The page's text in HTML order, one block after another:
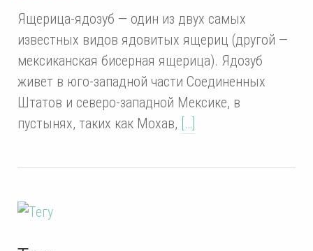
Ящерица-ядозуб — один из двух самых
известных видов ядовитых ящериц (другой —
мексиканская бисерная ящерица). Ядозуб
живет в юго-западной части Соединенных
Штатов и северо-западной Мексике, в
пустынях, таких как Мохав, […]